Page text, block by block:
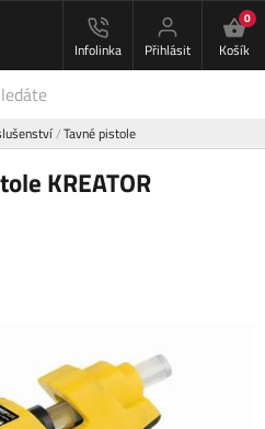
Infolinka Přihlásit
0
Košík
Tavné pistole
KREATOR